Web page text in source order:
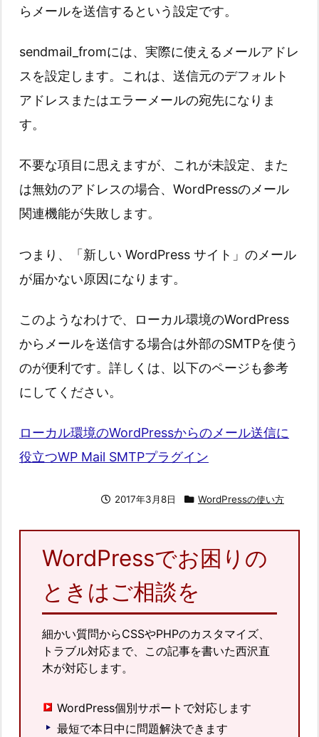
らメールを送信するという設定です。
sendmail_fromには、実際に使えるメールアドレ
スを設定します。これは、送信元のデフォルト
アドレスまたはエラーメールの宛先になりま
す。
不要な項目に思えますが、これが未設定、また
は無効のアドレスの場合、WordPressのメール
関連機能が失敗します。
つまり、「新しい WordPress サイト」のメール
が届かない原因になります。
このようなわけで、ローカル環境のWordPress
からメールを送信する場合は外部のSMTPを使う
のが便利です。詳しくは、以下のページも参考
にしてください。
ローカル環境のWordPressからのメール送信に
役立つWP Mail SMTPプラグイン
2017年3月8日 WordPressの使い方
WordPressでお困りの
ときはご相談を
細かい質問からCSSやPHPのカスタマイズ、
トラブル対応まで、この記事を書いた西沢直
木が対応します。
WordPress個別サポートで対応します
最短で本日中に問題解決できます